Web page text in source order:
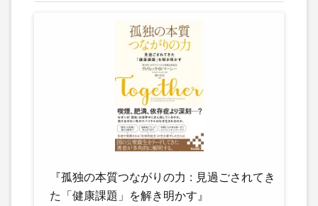
『孤独の本質つながりの力 : 見過ごされてき
た「健康課題」を解き明かす』